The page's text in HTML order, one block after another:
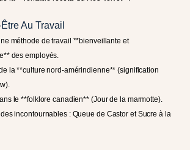
Au Travail
méthode de travail **bienveillante et
des employés.
la **culture nord-amérindienne** (signification
le **folklore canadien** (Jour de la marmotte).
incontournables : Queue de Castor et Sucre à la